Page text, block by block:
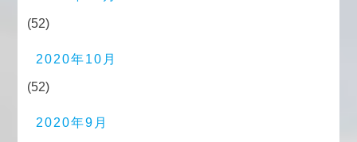
(52)
2020年10月
(52)
2020年9月